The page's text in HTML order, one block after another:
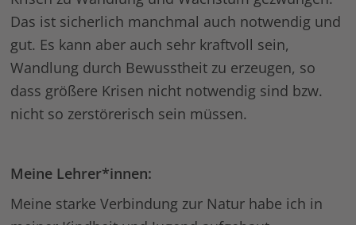
Das ist sicherlich manchmal auch notwendig und
gut. Es kann aber auch sehr kraftvoll sein,
Wandlung durch Bewusstheit zu erzeugen, so
dass größere Krisen nicht notwendig sind bzw.
nicht so zerstörerisch sein müssen.
Meine Lehrer*innen:
Meine starke Verbindung zur Natur habe ich in